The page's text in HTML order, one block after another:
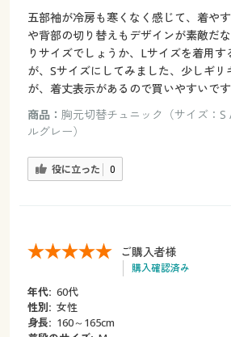
五部袖が冷房も寒くなく感じて、着や
や背部の切り替えもデザインが素敵だ
りサイズでしょうか、Lサイズを着用
が、Sサイズにしてみました、少しギ
が、着丈表示があるので買いやすいです
商品： 胸元切替チュニック（サイズ：
ルグレー）
役に立った 0
ご購入者様
購入確認済み
年代: 60代
性別: 女性
身長: 160～165cm